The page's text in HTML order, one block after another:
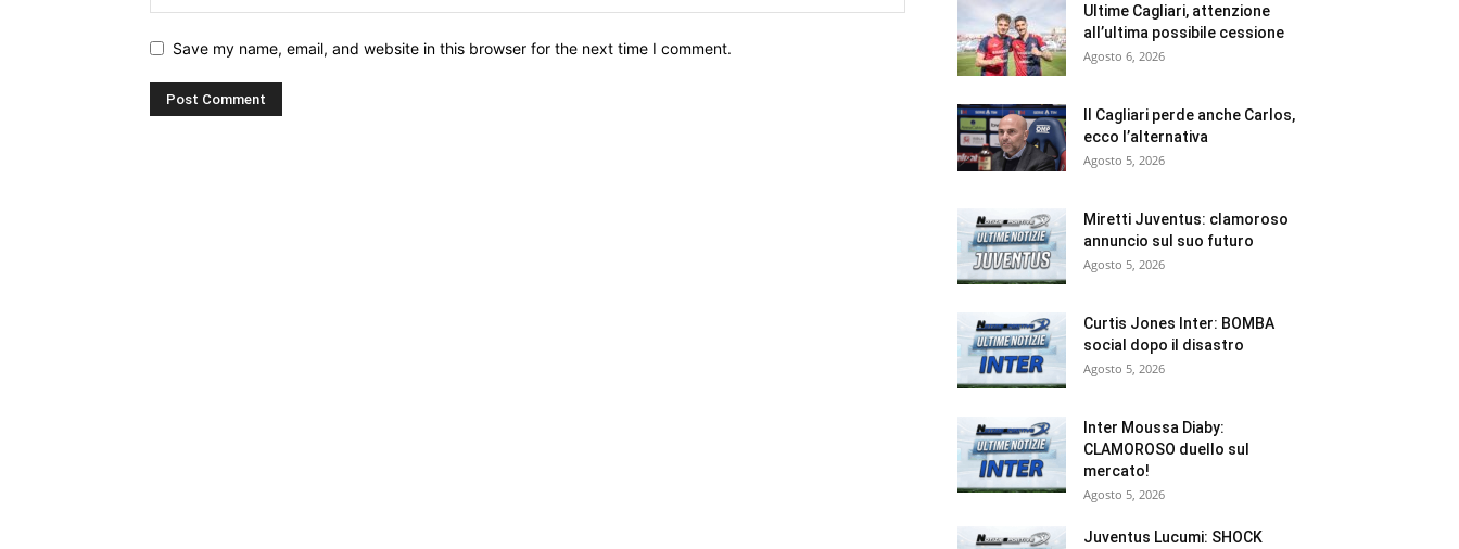
Save my name, email, and website in this browser for the next time I comment.
Ultime Cagliari, attenzione
all’ultima possibile cessione
Agosto 6, 2026
Il Cagliari perde anche Carlos,
ecco l’alternativa
Agosto 5, 2026
Miretti Juventus: clamoroso
annuncio sul suo futuro
Agosto 5, 2026
Curtis Jones Inter: BOMBA
social dopo il disastro
Agosto 5, 2026
Inter Moussa Diaby:
CLAMOROSO duello sul
mercato!
Agosto 5, 2026
Juventus Lucumi: SHOCK